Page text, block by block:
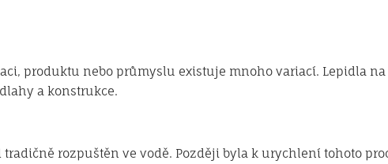
produktu nebo průmyslu existuje mnoho variací. Lepidla na
a konstrukce.
rozpuštěn ve vodě. Později byla k urychlení tohoto